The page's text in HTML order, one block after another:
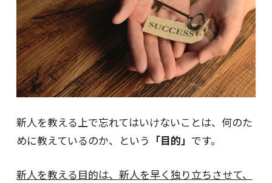
新人を教える上で忘れてはいけないことは、何のた
めに教えているのか、という 「目的」 です。
新人を教える目的は、新人を早く独り立ちさせて、